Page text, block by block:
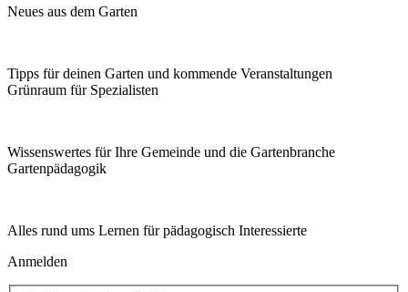
Neues aus dem Garten
Tipps für deinen Garten und kommende Veranstaltungen
Grünraum für Spezialisten
Wissenswertes für Ihre Gemeinde und die Gartenbranche
Garten­pädagogik
Alles rund ums Lernen für pädagogisch Interessierte
Anmelden